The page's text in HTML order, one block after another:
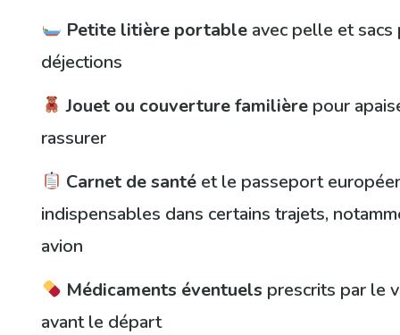
Petite litière portable avec pelle et
déjections
Jouet ou couverture familière pour
rassurer
Carnet de santé et le passeport
indispensables dans certains trajets,
avion
Médicaments éventuels prescrits par le
avant le départ